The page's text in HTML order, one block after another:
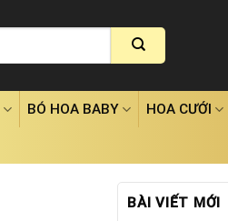
BÓ HOA BABY HOA CƯỚI
BÀI VIẾT MỚI